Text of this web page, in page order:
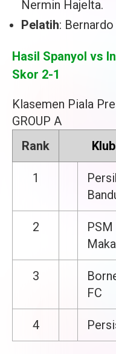
Nermin Hajelta.
Pelatih:
Hasil Spanyol vs
Skor 2-1
Klasemen Piala
GROUP A
Rank
Klub
1
2
PSM
3
FC
4